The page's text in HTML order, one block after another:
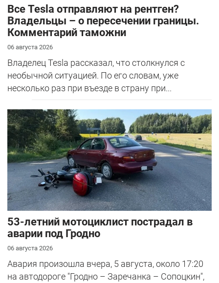
Все Tesla отправляют на рентген?
Владельцы – о пересечении границы.
Комментарий таможни
06 августа 2026
Владелец Tesla рассказал, что столкнулся с
необычной ситуацией. По его словам, уже
несколько раз при въезде в страну при...
53-летний мотоциклист пострадал в
аварии под Гродно
06 августа 2026
Авария произошла вчера, 5 августа, около 17:20
на автодороге "Гродно – Заречанка – Сопоцкин",